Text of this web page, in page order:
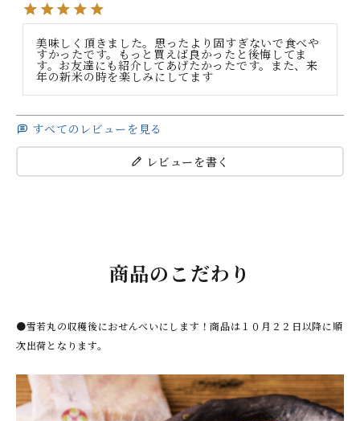
美味しく頂きました。思ったより固すぎないで食べや
すかったです。もっと買えば良かったと後悔してま
す。お友達にも紹介してあげたかったです。また、来
年の新米の時を楽しみにしてます
すべてのレビューを見る
レビューを書く
商品のこだわり
●雪若丸の収穫後におせんべいにします！商品は１０月２２日以降に順
次出荷となります。